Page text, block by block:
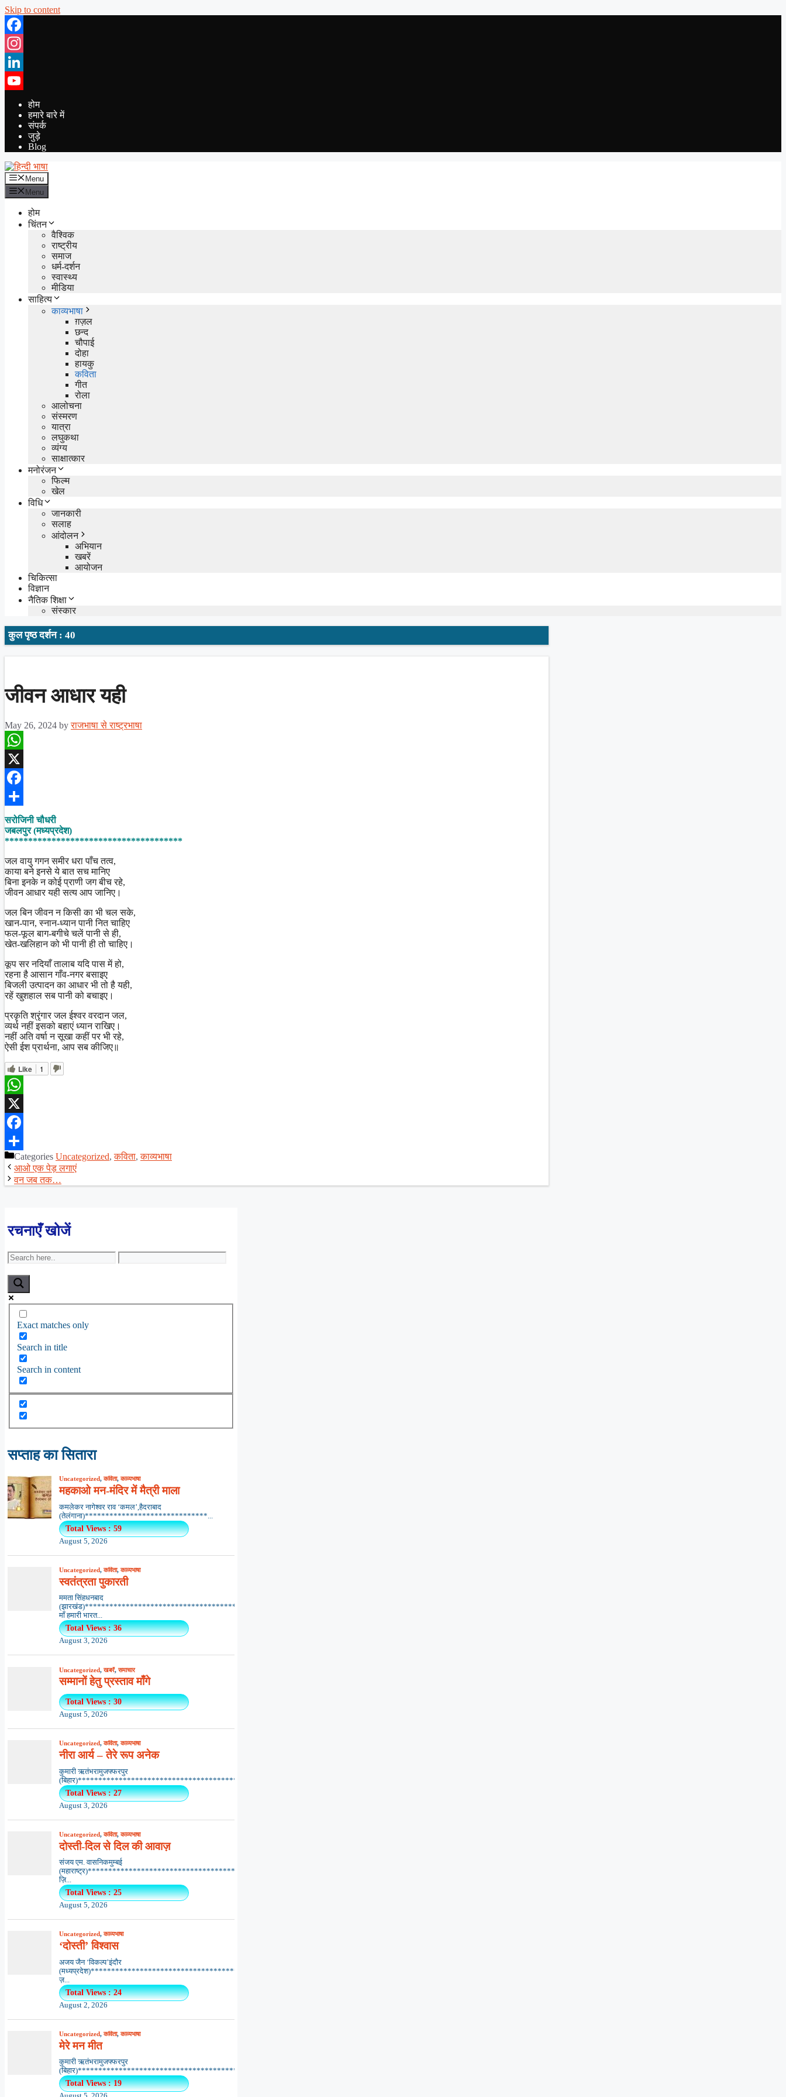
Skip to content
Facebook
Instagram
LinkedIn
YouTube
होम
हमारे बारे में
संपर्क
जुड़े
Blog
Menu
Menu
होम
चिंतन
वैश्विक
राष्ट्रीय
समाज
धर्म-दर्शन
स्वास्थ्य
मीडिया
साहित्य
काव्यभाषा
ग़ज़ल
छन्द
चौपाई
दोहा
हायकु
कविता
गीत
रोला
आलोचना
संस्मरण
यात्रा
लघुकथा
व्यंग्य
साक्षात्कार
मनोरंजन
फिल्म
खेल
विधि
जानकारी
सलाह
आंदोलन
अभियान
खबरें
आयोजन
चिकित्सा
विज्ञान
नैतिक शिक्षा
संस्कार
कुल पृष्ठ दर्शन : 40
जीवन आधार यही
May 26, 2024 byराजभाषा से राष्ट्रभाषा
WhatsApp
X
Facebook
Share
सरोजिनी चौधरी
जबलपुर (मध्यप्रदेश)
**************************************
जल वायु गगन समीर धरा पाँच तत्व,
काया बने इनसे ये बात सच मानिए
बिना इनके न कोई प्राणी जग बीच रहे,
जीवन आधार यही सत्य आप जानिए।
जल बिन जीवन न किसी का भी चल सके,
खान-पान, स्नान-ध्यान पानी नित चाहिए
फल-फूल बाग-बगीचे चलें पानी से ही,
खेत-खलिहान को भी पानी ही तो चाहिए।
कूप सर नदियाँ तालाब यदि पास में हो,
रहना है आसान गाँव-नगर बसाइए
बिजली उत्पादन का आधार भी तो है यही,
रहें खुशहाल सब पानी को बचाइए।
प्रकृति श्रृंगार जल ईश्वर वरदान जल,
व्यर्थ नहीं इसको बहाएं ध्यान राखिए।
नहीं अति वर्षा न सूखा कहीं पर भी रहे,
ऐसी ईश प्रार्थना, आप सब कीजिए॥
Like 1
WhatsApp
X
Facebook
ShareCategories Uncategorized,कविता,काव्यभाषा
आओ एक पेड़ लगाएं
वन जब तक…
रचनाएँ खोजें
Exact matches only
Search in title
Search in content
सप्ताह का सितारा
Uncategorized,कविता,काव्यभाषा
महकाओ मन-मंदिर में मैत्री माला
कमलेकर नागेश्वर राव ‘कमल’,हैदराबाद
(तेलंगाना)******************************...
Total Views : 59
August 5, 2026
Uncategorized,कविता,काव्यभाषा
स्वतंत्रता पुकारती
ममता सिंहधनबाद
(झारखंड)*************************************
माँ हमारी भारत...
Total Views : 36
August 3, 2026
Uncategorized,खबरें,समाचार
सम्मानों हेतु प्रस्ताव माँगे
Total Views : 30
August 5, 2026
Uncategorized,कविता,काव्यभाषा
नीरा आर्य – तेरे रूप अनेक
कुमारी ऋतंभरामुजफ्फरपुर
(बिहार)********************************************...
Total Views : 27
August 3, 2026
Uncategorized,कविता,काव्यभाषा
दोस्ती-दिल से दिल की आवाज़
संजय एम. वासनिकमुम्बई
(महाराष्ट्र)*************************************
ज़ि...
Total Views : 25
August 5, 2026
Uncategorized,काव्यभाषा
‘दोस्ती’ विश्वास
अजय जैन ‘विकल्प’इंदौर
(मध्यप्रदेश)**************************************
ज़...
Total Views : 24
August 2, 2026
Uncategorized,कविता,काव्यभाषा
मेरे मन मीत
कुमारी ऋतंभरामुजफ्फरपुर
(बिहार)********************************************...
Total Views : 19